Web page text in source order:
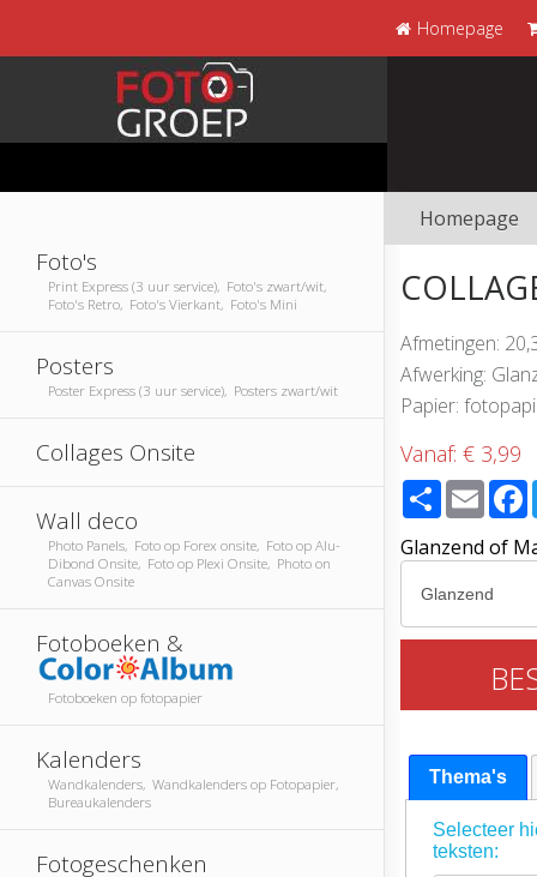
Homepage
Foto's
Print Express (3 uur service), Foto's zwart/wit,
Foto's Retro, Foto's Vierkant, Foto's Mini
Posters
Poster Express (3 uur service), Posters zwart/wit
Collages Onsite
Wall deco
Photo Panels, Foto op Forex onsite, Foto op Alu-
Dibond Onsite, Foto op Plexi Onsite, Photo on
Canvas Onsite
Fotoboeken &
Fotoboeken op fotopapier
Kalenders
Wandkalenders, Wandkalenders op Fotopapier,
Bureaukalenders
Fotogeschenken
Homepage
Afmetingen:
Afwerking:
Papier:
Vanaf:€ 3,99
ShareEmail
Glanzend of
Thema's
Selecteer
teksten: